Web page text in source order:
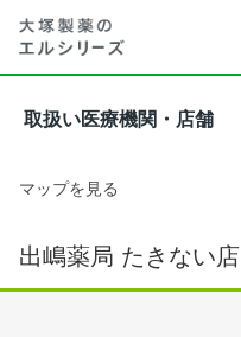
取扱い医療機関・店舗
マップを見る
出嶋薬局 たきない店